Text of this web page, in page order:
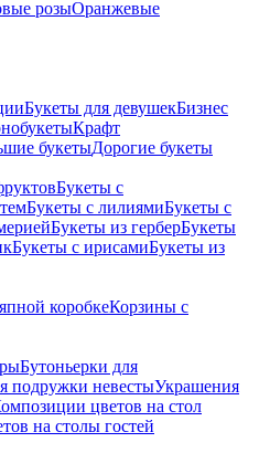
розыОранжевые
Букеты для девушекБизнес
Крафт
букетыДорогие букеты
Букеты с
Букеты с лилиямиБукеты с
Букеты из герберБукеты
Букеты с ирисамиБукеты из
коробкеКорзины с
Бутоньерки для
подружки невестыУкрашения
цветов на стол
на столы гостей